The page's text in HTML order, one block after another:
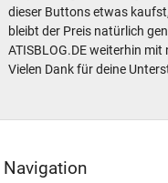
dieser Buttons etwas
bleibt der Preis natürlich
ATISBLOG.DE weiterhin
Vielen Dank für deine
Navigation